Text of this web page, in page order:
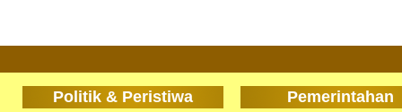
Politik & Peristiwa Pemerintahan